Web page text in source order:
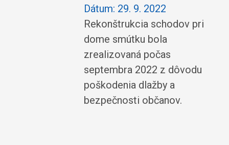
Dátum: 29. 9. 2022
Rekonštrukcia schodov pri
dome smútku bola
zrealizovaná počas
septembra 2022 z dôvodu
poškodenia dlažby a
bezpečnosti občanov.